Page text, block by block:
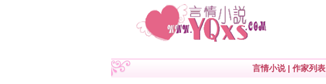
言情小说| 作家列表